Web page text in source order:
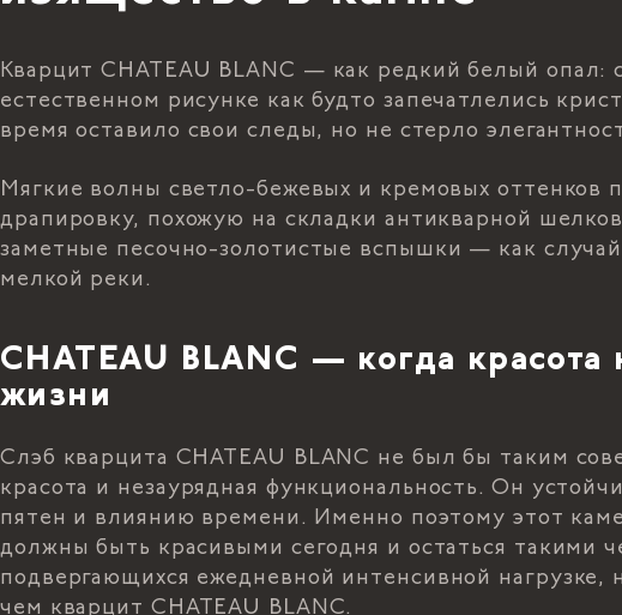
Кварцит CHATEAU BLANC — как редкий белый опал:
естественном рисунке как будто запечатлелись
время оставило свои следы, но не стерло
Мягкие волны светло-бежевых и кремовых оттенков
драпировку, похожую на складки антикварной
заметные песочно-золотистые вспышки — как
мелкой реки.
CHATEAU BLANC — когда
жизни
Слэб кварцита CHATEAU BLANC не был бы таким
красота и незаурядная функциональность. Он
пятен и влиянию времени. Именно поэтому этот
должны быть красивыми сегодня и остаться такими
подвергающихся ежедневной интенсивной нагрузке,
чем кварцит CHATEAU BLANC.